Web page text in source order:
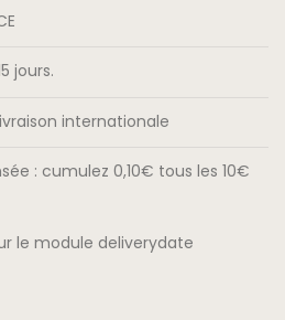
jours.
internationale
: cumulez 0,10€ tous les 10€
le module deliverydate